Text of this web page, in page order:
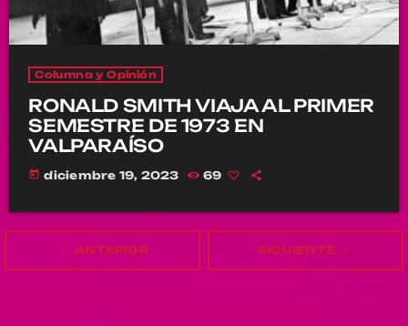
Columna y Opinión
RONALD SMITH VIAJA AL PRIMER
SEMESTRE DE 1973 EN
VALPARAÍSO
today diciembre 19, 2023 69
navigate_before ANTERIOR SIGUIENTE navigate_next